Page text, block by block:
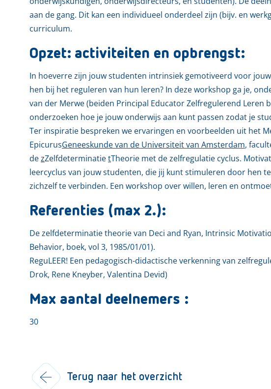
aan de gang. Dit kan een individueel onderdeel zijn (bijv. en
curriculum.
Opzet: activiteiten en opbrengst:
In hoeverre zijn jouw studenten intrinsiek gemotiveerd voor
hen bij het reguleren van hun leren? In deze workshop ga je,
van der Merwe(beiden Principal Educator Zelfregulerend Leren
onderzoeken hoe je jouw onderwijs aan kunt passen zodat je
Ter inspiratie bespreken we ervaringen en voorbeelden uit het
EpicurusGeneeskunde van de Universiteit van Amsterdam,
dezZelfdeterminatietTheorie met de zelfregulatie cyclus.
leercyclus van jouw studenten, die jij kunt stimuleren door hen
zichzelf te verbinden. Een workshop over willen, leren en
Referenties (max 2.):
De zelfdeterminatie theorie van Deci and Ryan, Intrinsic
Behavior, boek, vol 3, 1985/01/01).
ReguLEER! Een pedagogisch-didactische verkenning van
Drok, Rene Kneyber, Valentina Devid)
Max aantal deelnemers :
30
Terug naar het overzicht